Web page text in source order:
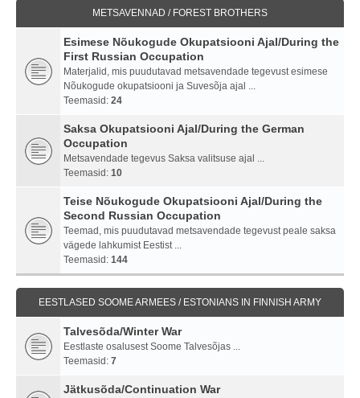
METSAVENNAD / FOREST BROTHERS
Esimese Nõukogude Okupatsiooni Ajal/During the
First Russian Occupation
Materjalid, mis puudutavad metsavendade tegevust esimese
Nõukogude okupatsiooni ja Suvesõja ajal ...
Teemasid: 24
Saksa Okupatsiooni Ajal/During the German
Occupation
Metsavendade tegevus Saksa valitsuse ajal ...
Teemasid: 10
Teise Nõukogude Okupatsiooni Ajal/During the
Second Russian Occupation
Teemad, mis puudutavad metsavendade tegevust peale saksa
vägede lahkumist Eestist ...
Teemasid: 144
EESTLASED SOOME ARMEES / ESTONIANS IN FINNISH ARMY
Talvesõda/Winter War
Eestlaste osalusest Soome Talvesõjas ...
Teemasid: 7
Jätkusõda/Continuation War